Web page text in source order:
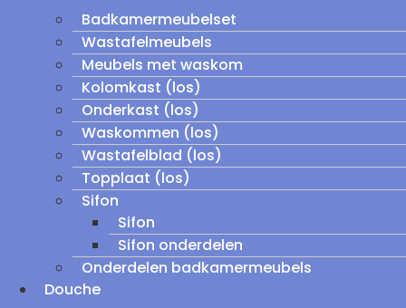
Badkamermeubelset
Wastafelmeubels
Meubels met waskom
Kolomkast (los)
Onderkast (los)
Waskommen (los)
Wastafelblad (los)
Topplaat (los)
Sifon
Sifon
Sifon onderdelen
Onderdelen badkamermeubels
Douche